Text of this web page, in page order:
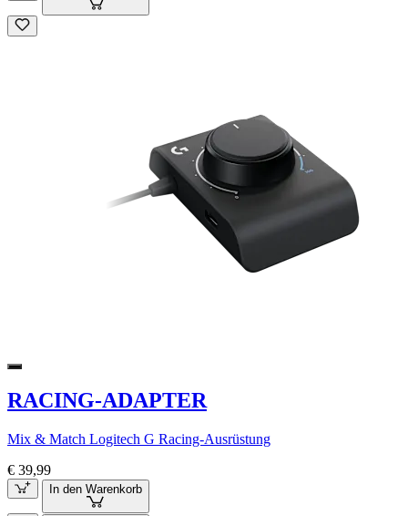
RACING-ADAPTER
Mix & Match Logitech G Racing-Ausrüstung
€ 39,99
In den Warenkorb